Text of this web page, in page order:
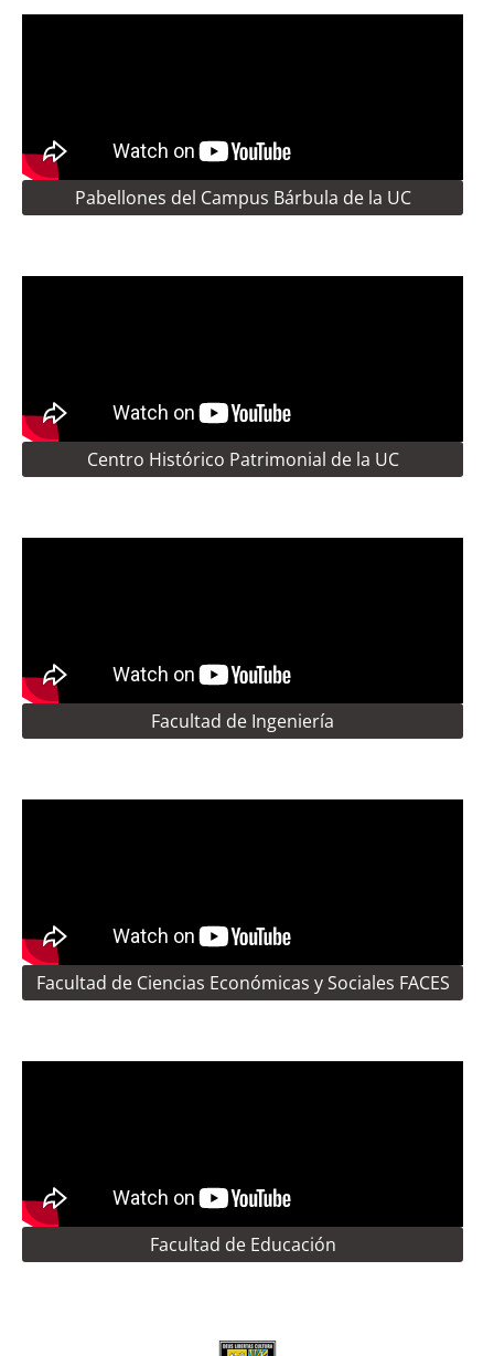
Pabellones del Campus Bárbula de la UC
Centro Histórico Patrimonial de la UC
Facultad de Ingeniería
Facultad de Ciencias Económicas y Sociales FACES
Facultad de Educación